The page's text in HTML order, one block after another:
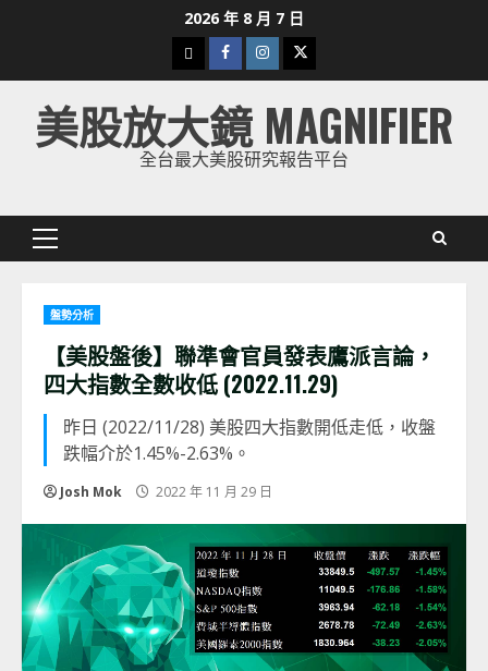
2026 年 8 月 7 日
下
載
美
股
Facebook
Instagram
Twitter
美股放大鏡 MAGNIFIER
全台最大美股研究報告平台
Primary
盤勢分析
【美股盤後】聯準會官員發表鷹派言論，
四大指數全數收低 (2022.11.29)
昨日 (2022/11/28) 美股四大指數開低走低，收盤
跌幅介於1.45%-2.63%。
Josh Mok 2022 年 11 月 29 日